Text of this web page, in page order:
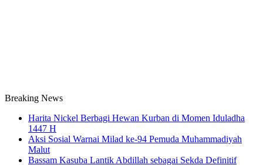
Breaking News
Harita Nickel Berbagi Hewan Kurban di Momen Iduladha
1447 H
Aksi Sosial Warnai Milad ke-94 Pemuda Muhammadiyah
Malut
Bassam Kasuba Lantik Abdillah sebagai Sekda Definitif